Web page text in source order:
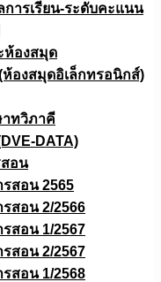
การเรียน-ระดับคะแนน
ห้องสมุด
ห้องสมุดอิเล็กทรอนิกส์)
ทวิภาคี
DATA)
สอน
รสอน 2565
รสอน 2/2566
รสอน 1/2567
รสอน 2/2567
รสอน 1/2568